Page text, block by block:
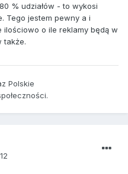
% udziałów - to wykosi
Tego jestem pewny a i
o ile reklamy będą w
także.
Polskie